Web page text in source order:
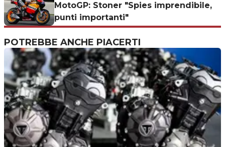
MotoGP: Stoner "Spies imprendibile,
punti importanti"
POTREBBE ANCHE PIACERTI